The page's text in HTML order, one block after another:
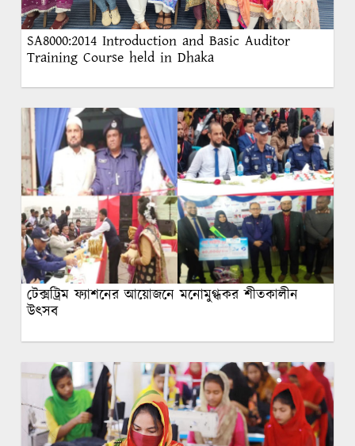
SA8000:2014 Introduction and Basic Auditor
Training Course held in Dhaka
টেক্সট্রিম ফ্যাশনের আয়োজনে মনোমুগ্ধকর শীতকালীন
উৎসব